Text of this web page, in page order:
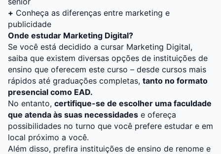
+ Conheça as diferenças entre marketing e
publicidade
Onde estudar Marketing Digital?
Se você está decidido a cursar Marketing Digital,
saiba que existem diversas opções de instituições de
ensino que oferecem este curso – desde cursos mais
rápidos até graduações completas, tanto no formato
presencial como EAD.
No entanto, certifique-se de escolher uma faculdade
que atenda às suas necessidades e ofereça
possibilidades no turno que você prefere estudar e em
local próximo a você.
Além disso, prefira instituições de ensino de renome e